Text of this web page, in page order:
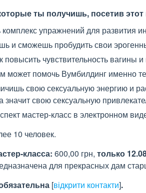
ты получишь, посетив этот
упражнений для развития
и сможешь пробудить свои
повысить чувствительность вагины
может помочь Вумбилдинг именно
свою сексуальную энергию и
значит свою сексуальную
мастер-класс в электронном
10 человек.
класса: 600,00 грн, только
для прекрасных дам
[відкрити контакти].